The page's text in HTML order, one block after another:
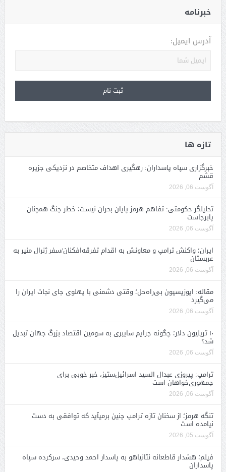
خبرنامه
آدرس ایمیل:
تازه ها
خبرگزاری سپاه پاسداران: رهگیری اهداف متخاصم در نزدیکی جزیره
قشم
آگوست 06, 2026
تحلیلگر حکومتی: تفاهم هرمز پایان بحران نیست؛ خطر جنگ همچنان
پابرجاست
آگوست 06, 2026
ایران؛ واکنش ترامپ و معاونش به اقدام تفرقه‌افکنان/سفر ژنرال منیر به
عربستان
آگوست 06, 2026
مقاله: اپوزیسیون بی‌راه‌حل؛ وقتی دشمنی با پهلوی جای نجات ایران را
می‌گیرد
آگوست 06, 2026
۱۰ تریلیون دلار؛ چگونه جرایم سایبری به سومین اقتصاد بزرگ جهان تبدیل
شد؟
آگوست 06, 2026
ترامپ: پیروزی عبدال السید اسرائیل‌ستیز، خبر خوبی برای
جمهوری‌خواهان است
آگوست 06, 2026
تنگه هرمز؛ از سخنان تازه ترامپ چنین برمیآید که توافقی به دست
نیامده است
آگوست 05, 2026
فیلم؛ هشدار قاطعانه نتانیاهو به پاسدار احمد وحیدی، سرکرده سپاه
پاسداران